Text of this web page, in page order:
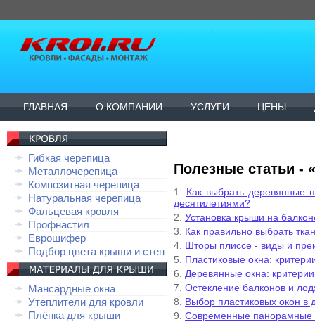
ГЛАВНАЯ О КОМПАНИИ УСЛУГИ ЦЕНЫ
Гибкая черепица
Металлочерепица
Композитная черепица
Натуральная черепица
Фальцевая кровля
Профнастил
Еврошифер
Подбор цвета крыши и стен
Мансардные окна
Утеплители для кровли
Плёнка для крыши
Полезные статьи -
1. Как выбрать деревянные
десятилетиями?
2. Установка крыши на
3. Как правильно выбрать
4. Шторы плиссе - виды и
5. Пластиковые окна:
6. Деревянные окна:
7. Остекление балконов и
8. Выбор пластиковых окон в
9. Современные панорамные